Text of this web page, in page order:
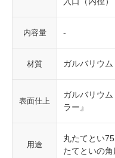
内容量 -
材質 ガルバリウム
表面仕上
ガルバリウ
ラー』
用途
丸たてとい
たてといの角